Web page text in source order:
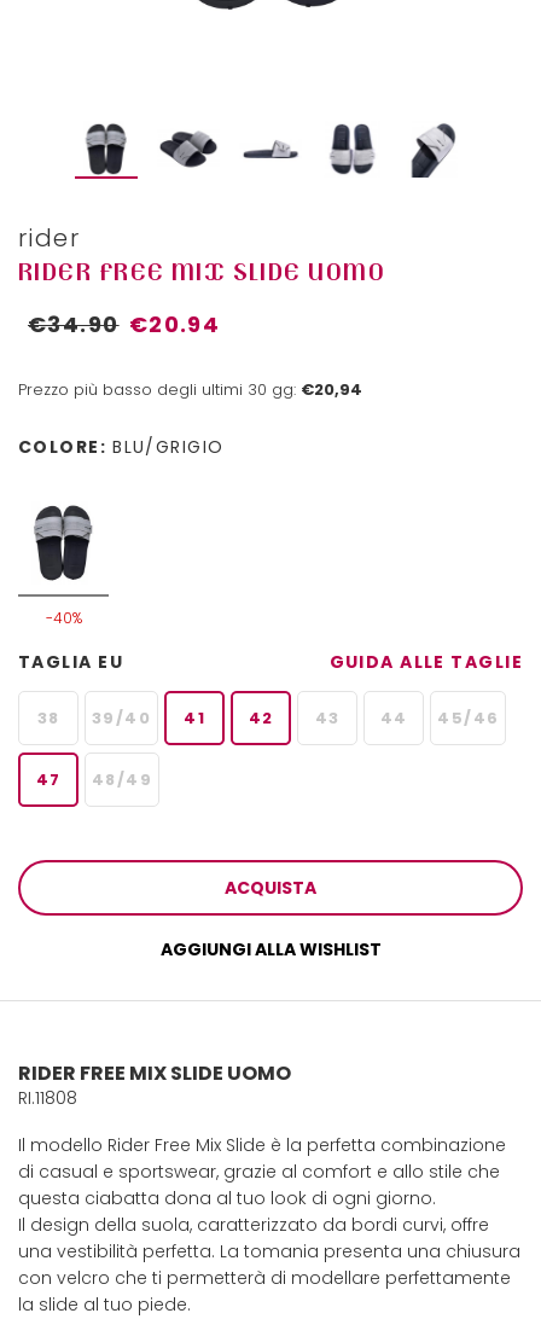
rider
RIDER FREE MIX SLIDE UOMO
€34.90 €20.94
Prezzo più basso degli ultimi 30 gg: €20,94
COLORE: BLU/GRIGIO
-40%
TAGLIA EU GUIDA ALLE TAGLIE
38 39/40 41 42 43 44 45/46
47 48/49
ACQUISTA
AGGIUNGI ALLA WISHLIST
RIDER FREE MIX SLIDE UOMO
RI.11808
Il modello Rider Free Mix Slide è la perfetta combinazione
di casual e sportswear, grazie al comfort e allo stile che
questa ciabatta dona al tuo look di ogni giorno.
Il design della suola, caratterizzato da bordi curvi, offre
una vestibilità perfetta. La tomania presenta una chiusura
con velcro che ti permetterà di modellare perfettamente
la slide al tuo piede.